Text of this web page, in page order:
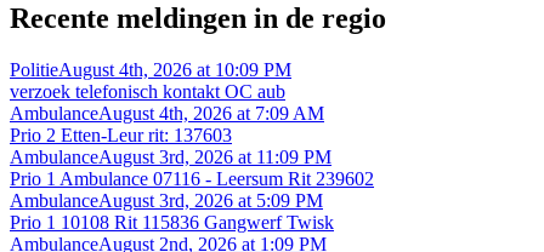
Recente meldingen in de regio
PolitieAugust 4th, 2026 at 10:09 PM
verzoek telefonisch kontakt OC aub
AmbulanceAugust 4th, 2026 at 7:09 AM
Prio 2 Etten-Leur rit: 137603
AmbulanceAugust 3rd, 2026 at 11:09 PM
Prio 1 Ambulance 07116 - Leersum Rit 239602
AmbulanceAugust 3rd, 2026 at 5:09 PM
Prio 1 10108 Rit 115836 Gangwerf Twisk
AmbulanceAugust 2nd, 2026 at 1:09 PM